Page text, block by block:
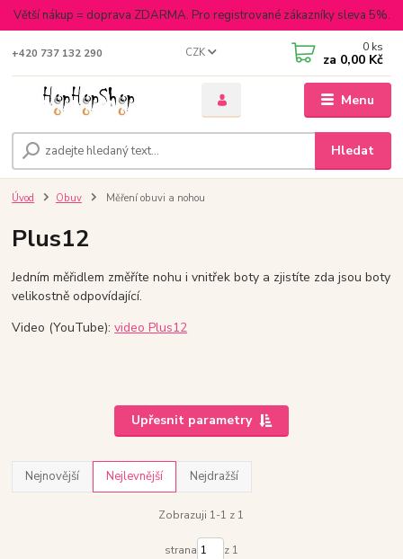
Větší nákup = doprava ZDARMA. Pro registrované zákazníky sleva 5%.
Menu
CZK
Hledat
+420 737 132 290 0 ks
za 0,00 Kč
Úvod Obuv Měření obuvi a nohou
Plus12
Jedním měřidlem změříte nohu i vnitřek boty a zjistíte zda jsou boty
velikostně odpovídající.
Video (YouTube):video Plus12
Upřesnit parametry
Nejnovější Nejlevnější Nejdražší
Zobrazuji 1-1 z 1
strana z 1